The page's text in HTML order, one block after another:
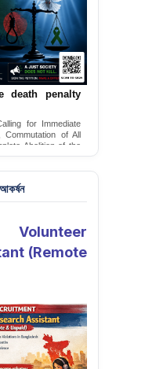
Criminalise
calling on
to end and
Volunteer
(Remote